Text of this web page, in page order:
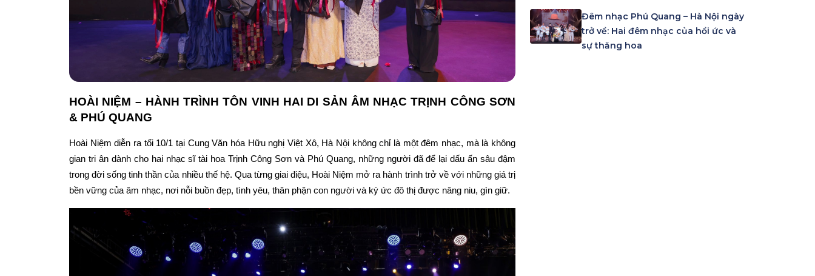
HOÀI NIỆM – HÀNH TRÌNH TÔN VINH HAI DI SẢN ÂM NHẠC TRỊNH CÔNG SƠN
& PHÚ QUANG
Hoài Niệm diễn ra tối 10/1 tại Cung Văn hóa Hữu nghị Việt Xô, Hà Nội không chỉ là một đêm nhạc, mà là không
gian tri ân dành cho hai nhạc sĩ tài hoa Trịnh Công Sơn và Phú Quang, những người đã để lại dấu ấn sâu đậm
trong đời sống tinh thần của nhiều thế hệ. Qua từng giai điệu, Hoài Niệm mở ra hành trình trở về với những giá trị
bền vững của âm nhạc, nơi nỗi buồn đẹp, tình yêu, thân phận con người và ký ức đô thị được nâng niu, gìn giữ.
Đêm nhạc Phú Quang – Hà Nội ngày
trở về: Hai đêm nhạc của hồi ức và
sự thăng hoa